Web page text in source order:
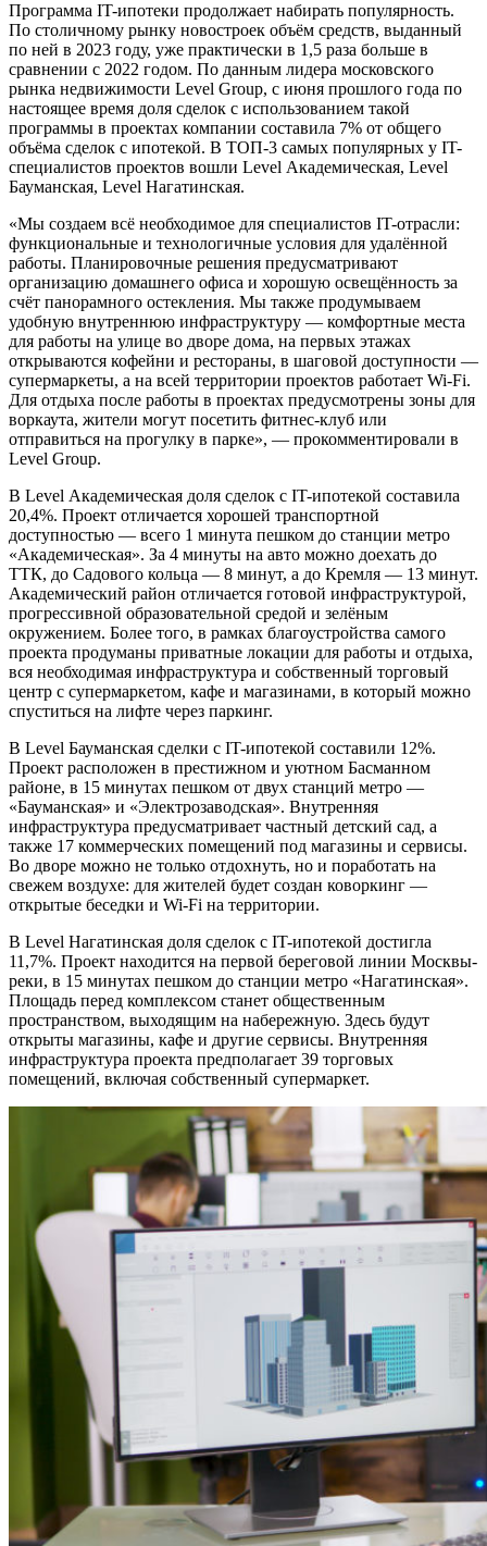
Программа IT-ипотеки продолжает набирать популярность.
По столичному рынку новостроек объём средств, выданный
по ней в 2023 году, уже практически в 1,5 раза больше в
сравнении с 2022 годом. По данным лидера московского
рынка недвижимости Level Group, с июня прошлого года по
настоящее время доля сделок с использованием такой
программы в проектах компании составила 7% от общего
объёма сделок с ипотекой. В ТОП-3 самых популярных у IT-
специалистов проектов вошли Level Академическая, Level
Бауманская, Level Нагатинская.
«Мы создаем всё необходимое для специалистов IT-отрасли:
функциональные и технологичные условия для удалённой
работы. Планировочные решения предусматривают
организацию домашнего офиса и хорошую освещённость за
счёт панорамного остекления. Мы также продумываем
удобную внутреннюю инфраструктуру — комфортные места
для работы на улице во дворе дома, на первых этажах
открываются кофейни и рестораны, в шаговой доступности —
супермаркеты, а на всей территории проектов работает Wi-Fi.
Для отдыха после работы в проектах предусмотрены зоны для
воркаута, жители могут посетить фитнес-клуб или
отправиться на прогулку в парке», — прокомментировали в
Level Group.
В Level Академическая доля сделок с IT-ипотекой составила
20,4%. Проект отличается хорошей транспортной
доступностью — всего 1 минута пешком до станции метро
«Академическая». За 4 минуты на авто можно доехать до
ТТК, до Садового кольца — 8 минут, а до Кремля — 13 минут.
Академический район отличается готовой инфраструктурой,
прогрессивной образовательной средой и зелёным
окружением. Более того, в рамках благоустройства самого
проекта продуманы приватные локации для работы и отдыха,
вся необходимая инфраструктура и собственный торговый
центр с супермаркетом, кафе и магазинами, в который можно
спуститься на лифте через паркинг.
В Level Бауманская сделки с IT-ипотекой составили 12%.
Проект расположен в престижном и уютном Басманном
районе, в 15 минутах пешком от двух станций метро —
«Бауманская» и «Электрозаводская». Внутренняя
инфраструктура предусматривает частный детский сад, а
также 17 коммерческих помещений под магазины и сервисы.
Во дворе можно не только отдохнуть, но и поработать на
свежем воздухе: для жителей будет создан коворкинг —
открытые беседки и Wi-Fi на территории.
В Level Нагатинская доля сделок с IT-ипотекой достигла
11,7%. Проект находится на первой береговой линии Москвы-
реки, в 15 минутах пешком до станции метро «Нагатинская».
Площадь перед комплексом станет общественным
пространством, выходящим на набережную. Здесь будут
открыты магазины, кафе и другие сервисы. Внутренняя
инфраструктура проекта предполагает 39 торговых
помещений, включая собственный супермаркет.